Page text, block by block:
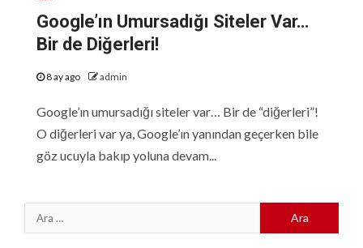
Google’ın Umursadığı Siteler Var…
Bir de Diğerleri!
8 ay ago admin
Google’ın umursadığı siteler var… Bir de “diğerleri”!
O diğerleri var ya, Google’ın yanından geçerken bile
göz ucuyla bakıp yoluna devam...
Arama: